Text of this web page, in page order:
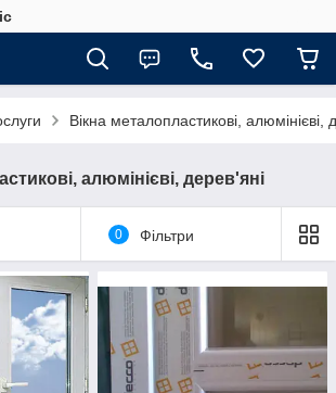
Вікна металопластикові, алюмінієві,
алюмінієві, дерев'яні
0 Фільтри